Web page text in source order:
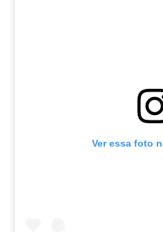
Ver essa foto